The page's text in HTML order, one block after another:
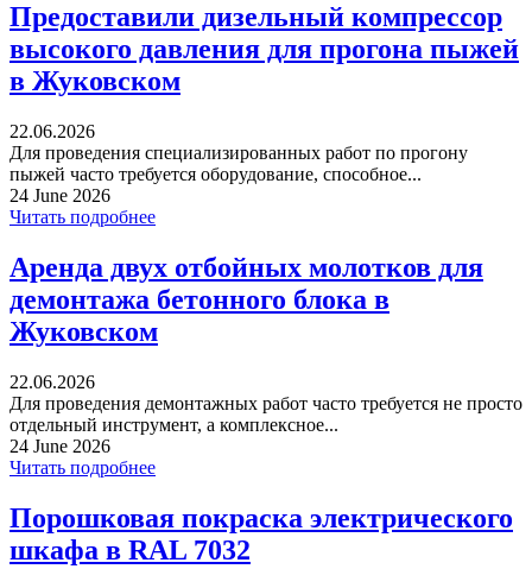
Предоставили дизельный компрессор
высокого давления для прогона пыжей
в Жуковском
22.06.2026
Для проведения специализированных работ по прогону
пыжей часто требуется оборудование, способное...
24 June 2026
Читать подробнее
Аренда двух отбойных молотков для
демонтажа бетонного блока в
Жуковском
22.06.2026
Для проведения демонтажных работ часто требуется не просто
отдельный инструмент, а комплексное...
24 June 2026
Читать подробнее
Порошковая покраска электрического
шкафа в RAL 7032